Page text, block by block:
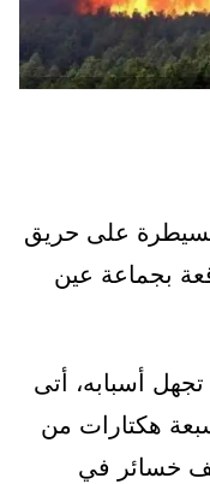
على حريق
بجماعة عين
أسبابه، أتى
هكتارات من
خسائر في